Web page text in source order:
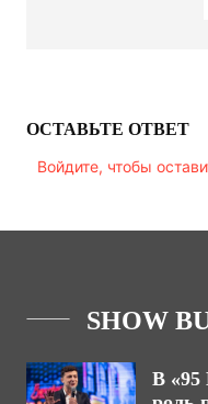
ОСТАВЬТЕ ОТВЕТ
Войдите, чтобы
SHOW
В «95